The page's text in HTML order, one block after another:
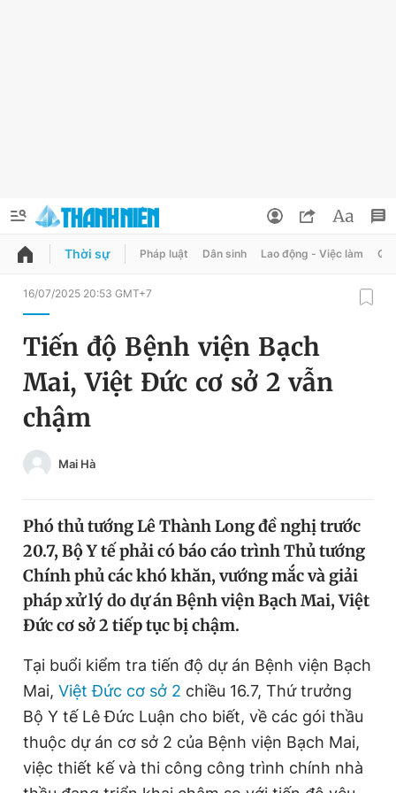
QUẢNG CÁO
Chuyên mục
Chuyên mục khác
Chào ngày mới
Video Magazine
Sản phẩm khác
Tiện ích Bạn cần biết
Thông tin tòa soạn Liên hệ quảng cáo
Đổi mật khẩu
Tin đã lưu
Tin đã xem
Thời sự Pháp luật Dân sinh Lao động - Việc làm
16/07/2025 20:53 GMT+7
Tiến độ Bệnh viện Bạch
Mai, Việt Đức cơ sở 2 vẫn
chậm
Mai Hà
Phó thủ tướng Lê Thành Long đề nghị trước
20.7, Bộ Y tế phải có báo cáo trình Thủ tướng
Chính phủ các khó khăn, vướng mắc và giải
pháp xử lý do dự án Bệnh viện Bạch Mai, Việt
Đức cơ sở 2 tiếp tục bị chậm.
Tại buổi kiểm tra tiến độ dự án Bệnh viện Bạch
Mai, Việt Đức cơ sở 2 chiều 16.7, Thứ trưởng
Bộ Y tế Lê Đức Luận cho biết, về các gói thầu
thuộc dự án cơ sở 2 của Bệnh viện Bạch Mai,
việc thiết kế và thi công công trình chính nhà